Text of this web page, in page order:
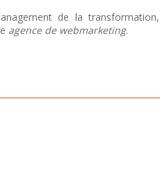
de la transformation,
agence de webmarketing.